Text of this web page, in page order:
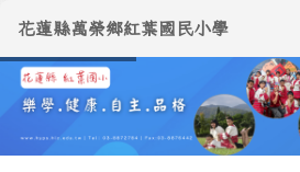
花蓮縣萬榮鄉紅葉國
導覽列
花蓮縣萬榮鄉紅葉國民小學